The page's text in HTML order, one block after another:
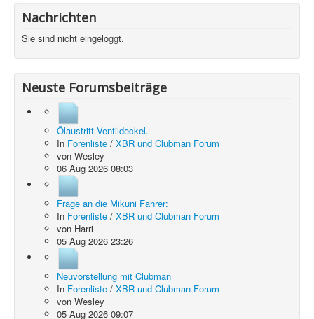
Nachrichten
Sie sind nicht eingeloggt.
Neuste Forumsbeiträge
Ölaustritt Ventildeckel.
In Forenliste / XBR und Clubman Forum
von Wesley
06 Aug 2026 08:03
Frage an die Mikuni Fahrer:
In Forenliste / XBR und Clubman Forum
von Harri
05 Aug 2026 23:26
Neuvorstellung mit Clubman
In Forenliste / XBR und Clubman Forum
von Wesley
05 Aug 2026 09:07